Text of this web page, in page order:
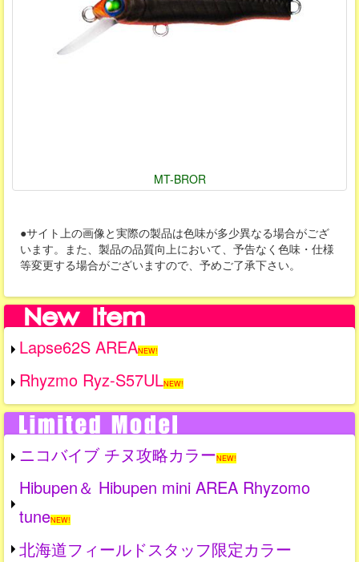
MT-BROR
●サイト上の画像と実際の製品は色味が多少異なる場合がござ
います。また、製品の品質向上において、予告なく色味・仕様
等変更する場合がございますので、予めご了承下さい。
Lapse62S AREANEW!
Rhyzmo Ryz-S57ULNEW!
ニコバイブ チヌ攻略カラーNEW!
Hibupen＆ Hibupen mini AREA Rhyzomo
tuneNEW!
北海道フィールドスタッフ限定カラー